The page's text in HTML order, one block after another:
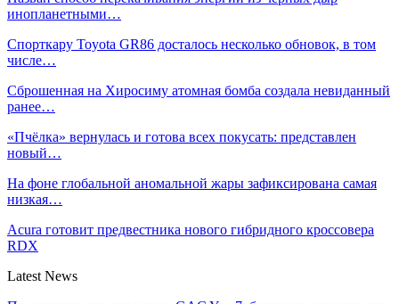
инопланетными…
Спорткару Toyota GR86 досталось несколько обновок, в том
числе…
Сброшенная на Хиросиму атомная бомба создала невиданный
ранее…
«Пчёлка» вернулась и готова всех покусать: представлен
новый…
На фоне глобальной аномальной жары зафиксирована самая
низкая…
Acura готовит предвестника нового гибридного кроссовера
RDX
Latest News